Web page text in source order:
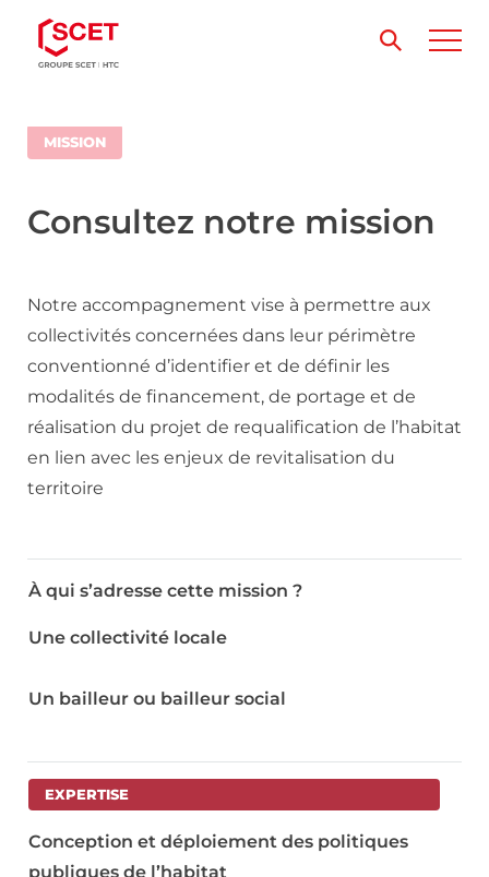
MISSION
Consultez notre mission
Notre accompagnement vise à permettre aux
collectivités concernées dans leur périmètre
conventionné d’identifier et de définir les
modalités de financement, de portage et de
réalisation du projet de requalification de l’habitat
en lien avec les enjeux de revitalisation du
territoire
À qui s’adresse cette mission ?
Une collectivité locale
Un bailleur ou bailleur social
EXPERTISE
Conception et déploiement des politiques
publiques de l’habitat